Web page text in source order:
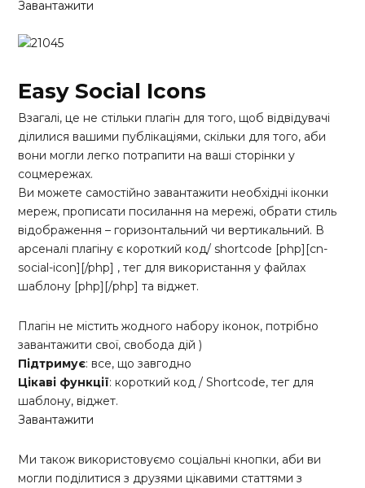
Завантажити
Easy Social Icons
Взагалі, це не стільки плагін для того, щоб відвідувачі
ділилися вашими публікаціями, скільки для того, аби
вони могли легко потрапити на ваші сторінки у
соцмережах.
Ви можете самостійно завантажити необхідні іконки
мереж, прописати посилання на мережі, обрати стиль
відображення – горизонтальний чи вертикальний. В
арсеналі плагіну є короткий код/ shortcode [php][cn-
social-icon][/php] , тег для використання у файлах
шаблону [php] [/php] та віджет.
Плагін не містить жодного набору іконок, потрібно
завантажити свої, свобода дій )
Підтримує: все, що завгодно
Цікаві функції: короткий код / Shortcode, тег для
шаблону, віджет.
Завантажити
Ми також використовуємо соціальні кнопки, аби ви
могли поділитися з друзями цікавими статтями з